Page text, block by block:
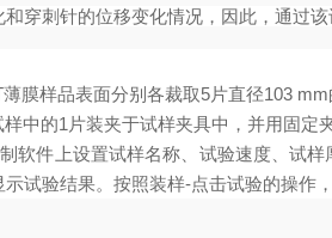
穿刺针的位移变化情况，因此，通过
膜样品表面分别各裁取5片直径103 mm
中的1片装夹于试样夹具中，并用固定
软件上设置试样名称、试验速度、试
试验结果。按照装样-点击试验的操作